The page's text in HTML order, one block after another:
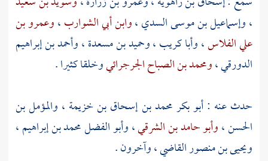
،وإسماعيل بن موسى السدي،وابن أبي الشوارب،وعمرو بن
علي الفلاس،وأبا كريب،وحميد بن مسعدة،وأحمد بن إبراهيم
الدورقي،ومحمد بن الصباح الجرجرائيوخلقا كثيرا .
حدث عنه :أبو بكر محمد بن إسحاق بن خزيمة ، والمؤمل بن
الحسن،وأبو حامد بن الشرقي،وأبو الفضل محمد بن إبراهيم،
ويحيى بن منصور القاضي، وآخرون .